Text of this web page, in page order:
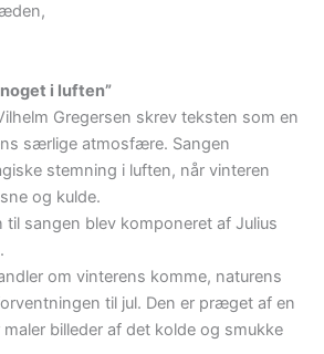
i luften”
Gregersen skrev teksten som en
særlige atmosfære. Sangen
stemning i luften, når vinteren
og kulde.
til sangen blev komponeret af Julius
om vinterens komme, naturens
til jul. Den er præget af en
billeder af det kolde og smukke